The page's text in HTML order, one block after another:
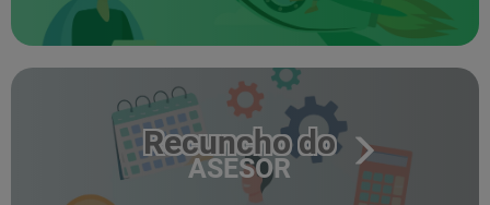
Recuncho do
ASESOR